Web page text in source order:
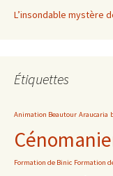
L’insondable mystère
Étiquettes
Animation Beautour Araucaria
Formation de Binic Formation